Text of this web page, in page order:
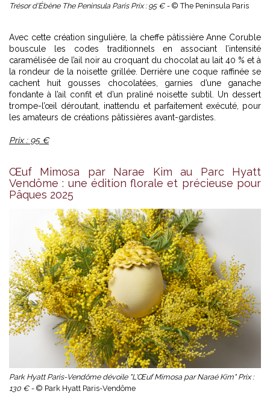
Trésor d’Ébène The Peninsula Paris Prix : 95 € - © The Peninsula Paris
Avec cette création singulière, la cheffe pâtissière Anne Coruble
bouscule les codes traditionnels en associant l’intensité
caramélisée de l’ail noir au croquant du chocolat au lait 40 % et à
la rondeur de la noisette grillée. Derrière une coque raffinée se
cachent huit gousses chocolatées, garnies d’une ganache
fondante à l’ail confit et d’un praliné noisette subtil. Un dessert
trompe-l’œil déroutant, inattendu et parfaitement exécuté, pour
les amateurs de créations pâtissières avant-gardistes.
Prix : 95 €
Œuf Mimosa par Narae Kim au Parc Hyatt
Vendôme : une édition florale et précieuse pour
Pâques 2025
Park Hyatt Paris-Vendôme dévoile "L'Œuf Mimosa par Naraé Kim" Prix :
130 € - © Park Hyatt Paris-Vendôme